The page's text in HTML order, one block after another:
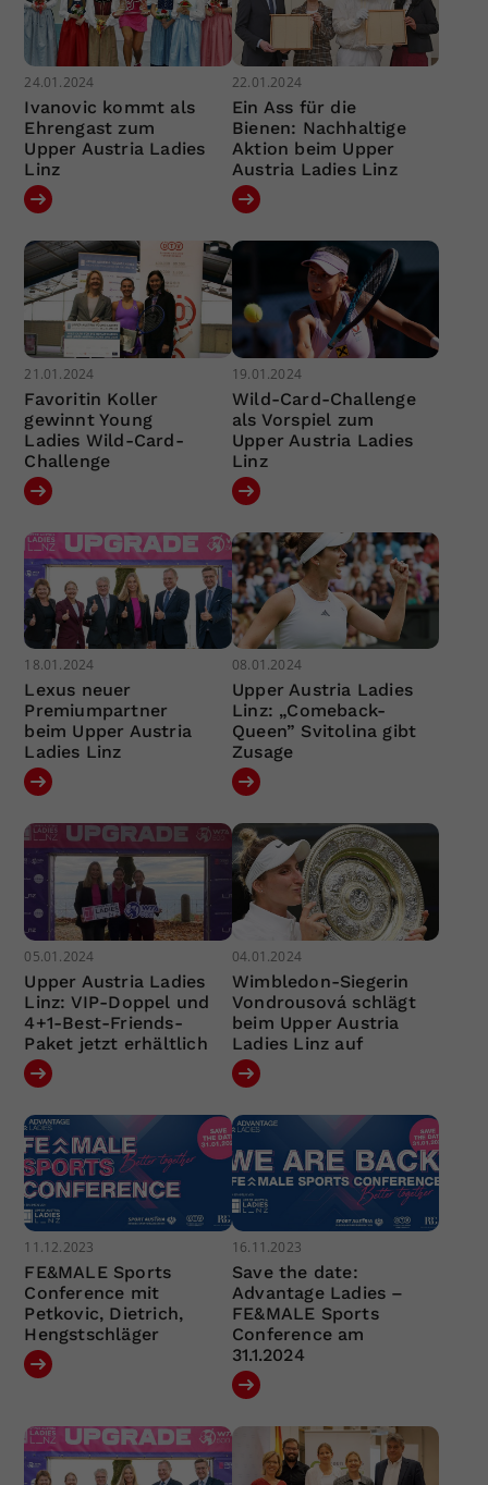
24.01.2024
Ivanovic kommt als
Ehrengast zum
Upper Austria Ladies
Linz
22.01.2024
Ein Ass für die
Bienen: Nachhaltige
Aktion beim Upper
Austria Ladies Linz
21.01.2024
Favoritin Koller
gewinnt Young
Ladies Wild-Card-
Challenge
19.01.2024
Wild-Card-Challenge
als Vorspiel zum
Upper Austria Ladies
Linz
18.01.2024
Lexus neuer
Premiumpartner
beim Upper Austria
Ladies Linz
08.01.2024
Upper Austria Ladies
Linz: „Comeback-
Queen” Svitolina gibt
Zusage
05.01.2024
Upper Austria Ladies
Linz: VIP-Doppel und
4+1-Best-Friends-
Paket jetzt erhältlich
04.01.2024
Wimbledon-Siegerin
Vondrousová schlägt
beim Upper Austria
Ladies Linz auf
11.12.2023
FE&MALE Sports
Conference mit
Petkovic, Dietrich,
Hengstschläger
16.11.2023
Save the date:
Advantage Ladies –
FE&MALE Sports
Conference am
31.1.2024